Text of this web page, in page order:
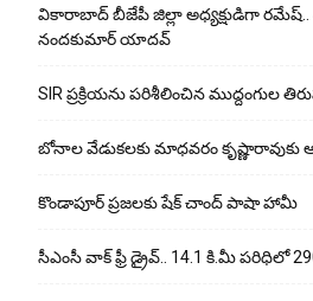
వికారాబాద్ బీజేపీ జిల్లా అధ్యక్షుడిగా రమేష్‌..
నందకుమార్ యాదవ్
SIR ప్రక్రియను పరిశీలించిన ముద్దంగుల
బోనాల వేడుకలకు మాధవరం కృష్ణారావుకు
కొండాపూర్ ప్రజలకు షేక్ చాంద్ పాషా హామీ
సీఎంసీ వాక్ ఫ్రీ డ్రైవ్.. 14.1 కి.మీ పరిధిలో